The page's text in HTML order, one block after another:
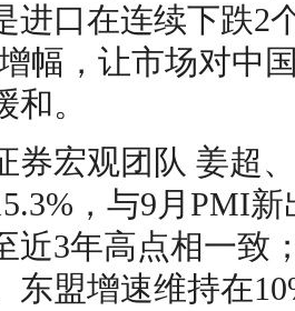
进口在连续下跌2
幅，让市场对中
。
宏观团队 姜超、
，与9月PMI
近3年高点相一致
东盟增速维持在